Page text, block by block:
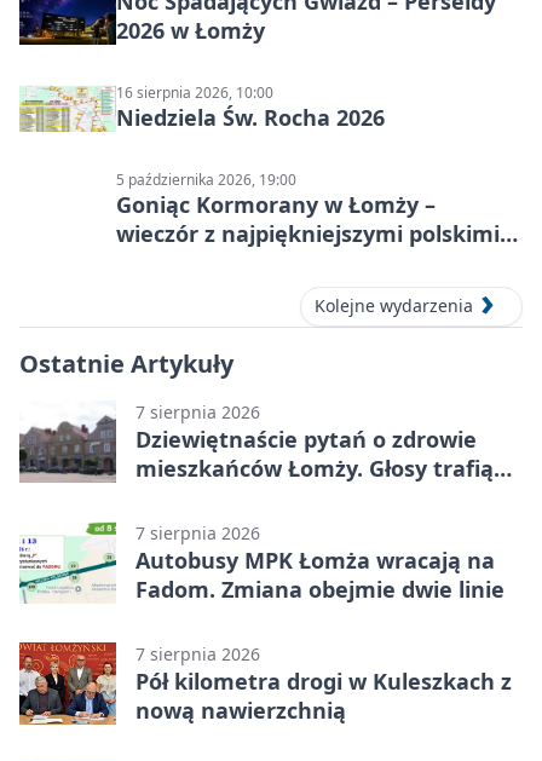
2026 w Łomży
16 sierpnia 2026, 10:00
Niedziela Św. Rocha 2026
5 października 2026, 19:00
Goniąc Kormorany w Łomży –
wieczór z najpiękniejszymi polskimi
Kolejne wydarzenia
Ostatnie Artykuły
7 sierpnia 2026
Dziewiętnaście pytań o zdrowie
mieszkańców Łomży. Głosy trafią
7 sierpnia 2026
Autobusy MPK Łomża wracają na
Fadom. Zmiana obejmie dwie linie
7 sierpnia 2026
Pół kilometra drogi w Kuleszkach z
nową nawierzchnią